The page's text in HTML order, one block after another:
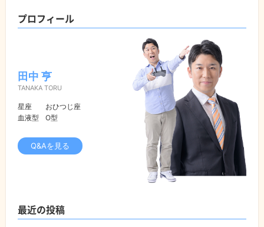
プロフィール
田中 亨
TANAKA TORU
星座
おひつじ座
血液型
O型
Q&Aを見る
最近の投稿